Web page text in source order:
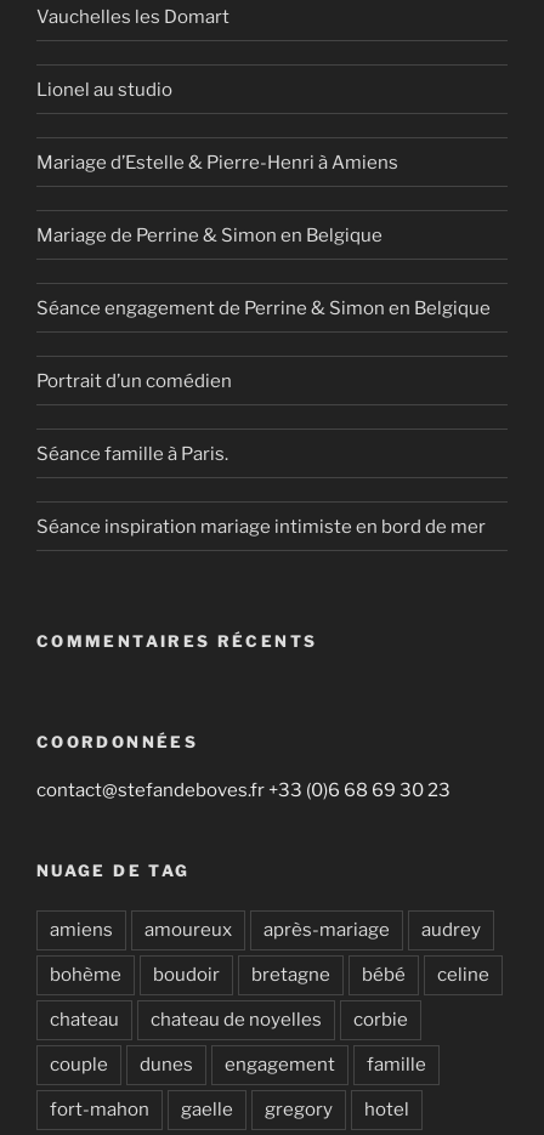
Vauchelles les Domart
Lionel au studio
Mariage d’Estelle & Pierre-Henri à Amiens
Mariage de Perrine & Simon en Belgique
Séance engagement de Perrine & Simon en Belgique
Portrait d’un comédien
Séance famille à Paris.
Séance inspiration mariage intimiste en bord de mer
COMMENTAIRES RÉCENTS
COORDONNÉES
contact@stefandeboves.fr +33 (0)6 68 69 30 23
NUAGE DE TAG
amiens amoureux après-mariage audrey
bohème boudoir bretagne bébé celine
chateau chateau de noyelles corbie
couple dunes engagement famille
fort-mahon gaelle gregory hotel